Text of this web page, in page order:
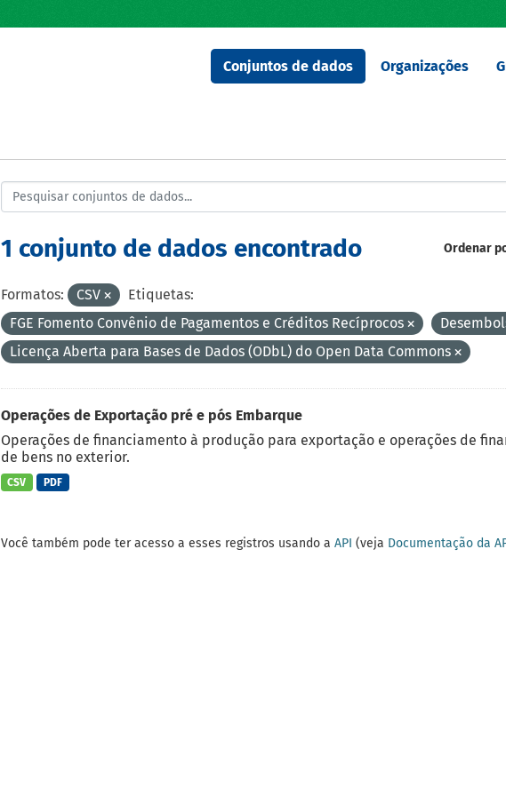
Conjuntos de dados Organizações
Ordenar
1 conjunto de dados encontrado
Formatos: CSV
Etiquetas:
FGE Fomento Convênio de Pagamentos e Créditos Recíprocos
Licença Aberta para Bases de Dados (ODbL) do Open Data Commons
Operações de Exportação pré e pós Embarque
Operações de financiamento à produção para exportação e operações de
de bens no exterior.
CSV PDF
Você também pode ter acesso a esses registros usando a API (veja Documentação da